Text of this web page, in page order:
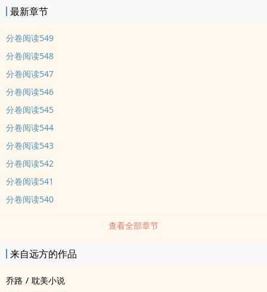
各位书友要是觉得《清和》还不错的话请不要忘记向您QQ群和微博里
最新章节
分卷阅读549
分卷阅读548
分卷阅读547
分卷阅读546
分卷阅读545
分卷阅读544
分卷阅读543
分卷阅读542
分卷阅读541
分卷阅读540
查看全部章节
来自远方的作品
乔路 / 耽美小说